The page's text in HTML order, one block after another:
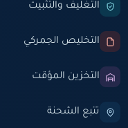
التغليف والتثبيت
التخليص الجمركي
التخزين المؤقت
تتبع الشحنة